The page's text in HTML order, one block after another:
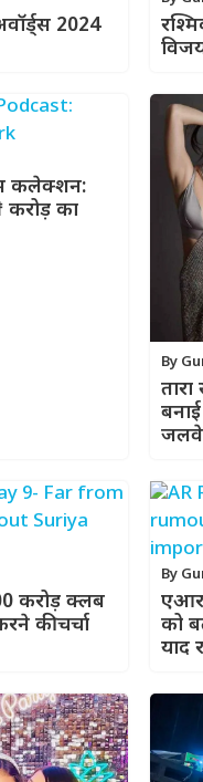
2024
कलेक्शन:
करोड़ का
By
जलवे
करोड़ क्लब
की चर्चा
By
एआर
को
याद